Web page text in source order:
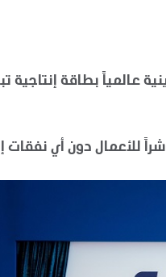
للأعمال دون أي نفقات